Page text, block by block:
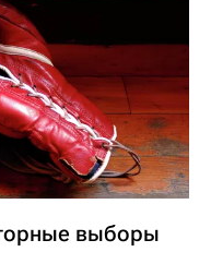
выборы